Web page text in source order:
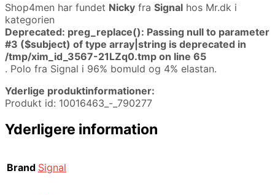
Shop4men har fundet Nicky fra Signal hos Mr.dk i
kategorien
Deprecated: preg_replace(): Passing null to parameter
#3 ($subject) of type array|string is deprecated in
/tmp/xim_id_3567-21LZq0.tmp on line 65
. Polo fra Signal i 96% bomuld og 4% elastan.
Yderlige produktinformationer:
Produkt id: 10016463_-_790277
Yderligere information
Brand Signal